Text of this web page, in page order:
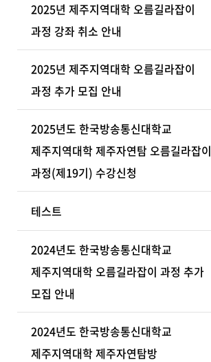
2025년 제주지역대학 오름길라잡이
과정 강좌 취소 안내
2025년 제주지역대학 오름길라잡이
과정 추가 모집 안내
2025년도 한국방송통신대학교
제주지역대학 제주자연탐 오름길라잡이
과정(제19기) 수강신청
테스트
2024년도 한국방송통신대학교
제주지역대학 오름길라잡이 과정 추가
모집 안내
2024년도 한국방송통신대학교
제주지역대학 제주자연탐방